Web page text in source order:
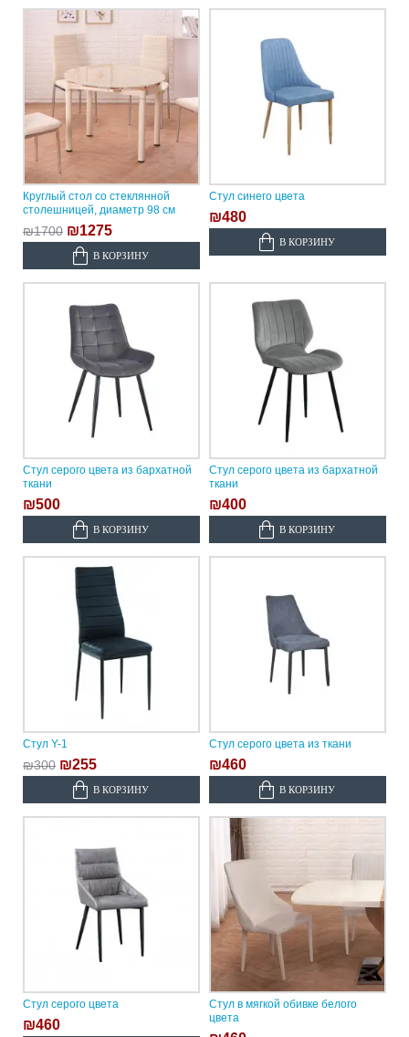
Круглый стол со стеклянной
столешницей, диаметр 98 см
₪1700 ₪1275
В КОРЗИНУ
Стул синего цвета
₪480
В КОРЗИНУ
Стул серого цвета из бархатной
ткани
₪500
В КОРЗИНУ
Стул серого цвета из бархатной
ткани
₪400
В КОРЗИНУ
Стул Y-1
₪300 ₪255
В КОРЗИНУ
Стул серого цвета из ткани
₪460
В КОРЗИНУ
Стул серого цвета
₪460
Стул в мягкой обивке белого
цвета